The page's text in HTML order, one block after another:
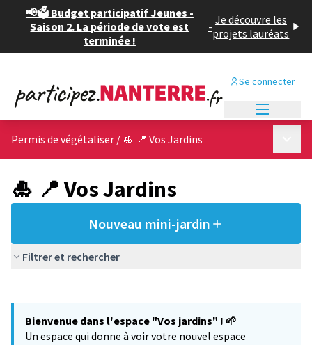
📢🗳️ Budget participatif Jeunes -
Saison 2. La période de vote est
terminée !
- Je découvre les
projets lauréats
Se connecter
Permis de végétaliser / 🎍 📍 Vos Jardins
🎍 📍 Vos Jardins
Nouveau mini-jardin
Filtrer et rechercher
−
Bienvenue dans l'espace "Vos jardins" ! 🌱
Un espace qui donne à voir votre nouvel espace